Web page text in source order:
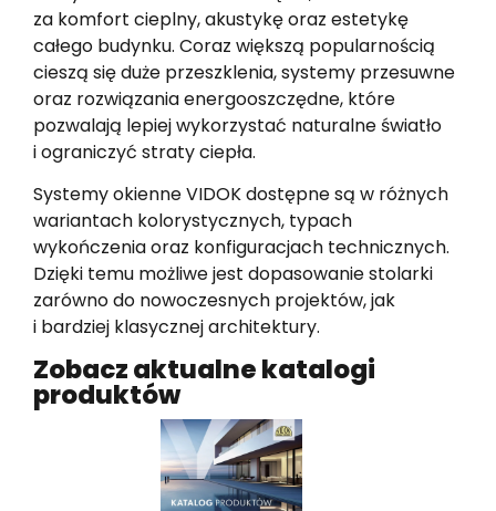
za komfort cieplny, akustykę oraz estetykę
całego budynku. Coraz większą popularnością
cieszą się duże przeszklenia, systemy przesuwne
oraz rozwiązania energooszczędne, które
pozwalają lepiej wykorzystać naturalne światło
i ograniczyć straty ciepła.
Systemy okienne VIDOK dostępne są w różnych
wariantach kolorystycznych, typach
wykończenia oraz konfiguracjach technicznych.
Dzięki temu możliwe jest dopasowanie stolarki
zarówno do nowoczesnych projektów, jak
i bardziej klasycznej architektury.
Zobacz aktualne katalogi
produktów